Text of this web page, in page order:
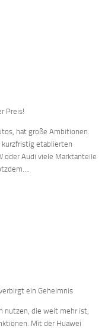
Preis!
hat große Ambitionen.
kurzfristig etablierten
oder Audi viele Marktanteile
ein Geheimnis
nutzen, die weit mehr ist,
Mit der Huawei